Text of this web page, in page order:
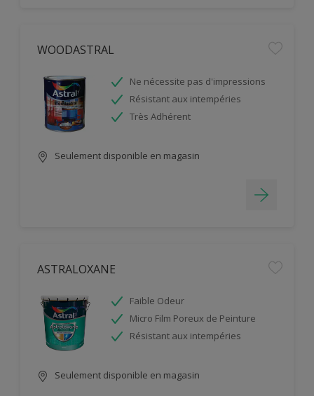
WOODASTRAL
Ne nécessite pas d'impressions
Résistant aux intempéries
Très Adhérent
Seulement disponible en magasin
ASTRALOXANE
Faible Odeur
Micro Film Poreux de Peinture
Résistant aux intempéries
Seulement disponible en magasin